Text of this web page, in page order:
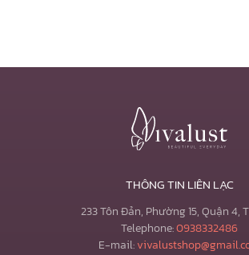
THÔNG TIN LIÊN LẠC
233 Tôn Đản, Phường 15, Quận 4,
Telephone:0938332486
E-mail: